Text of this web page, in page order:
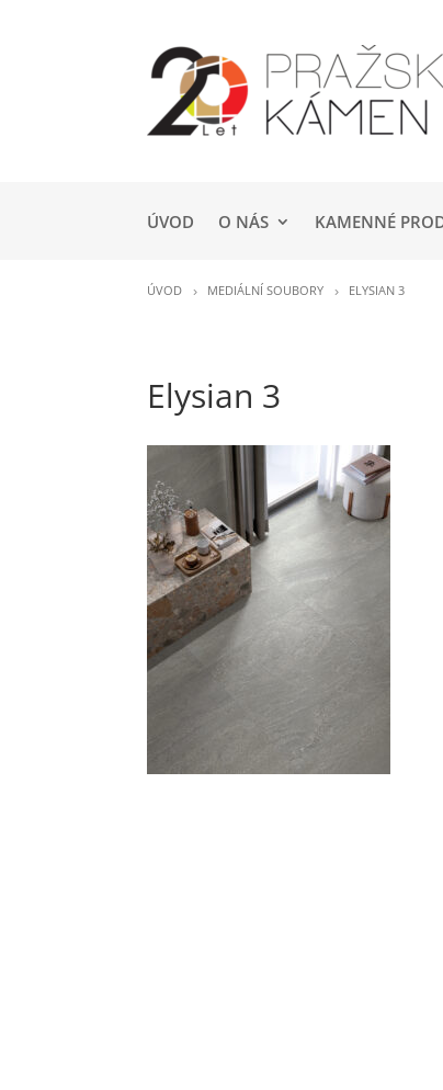
ÚVOD O NÁS KAMENNÉ
ÚVOD MEDIÁLNÍ SOUBORY ELYSIAN 3
Elysian 3